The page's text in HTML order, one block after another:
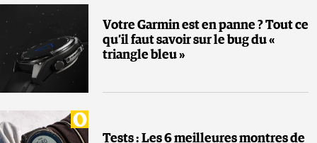
Votre Garmin est en panne ? Tout ce
qu’il faut savoir sur le bug du «
triangle bleu »
Tests : Les 6 meilleures montres de